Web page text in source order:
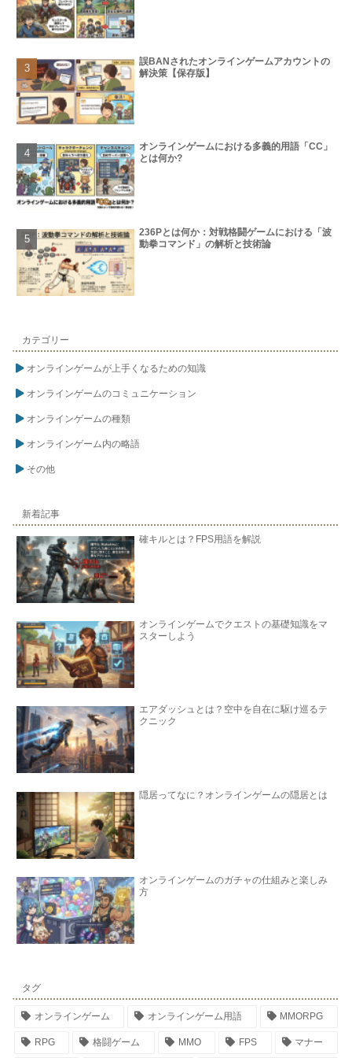
誤BANされたオンラインゲームアカウントの
解決策【保存版】
オンラインゲームにおける多義的用語「CC」
とは何か?
236Pとは何か：対戦格闘ゲームにおける「波
動拳コマンド」の解析と技術論
カテゴリー
オンラインゲームが上手くなるための知識
オンラインゲームのコミュニケーション
オンラインゲームの種類
オンラインゲーム内の略語
その他
新着記事
確キルとは？FPS用語を解説
オンラインゲームでクエストの基礎知識をマ
スターしよう
エアダッシュとは？空中を自在に駆け巡るテ
クニック
隠居ってなに？オンラインゲームの隠居とは
オンラインゲームのガチャの仕組みと楽しみ
方
タグ
オンラインゲーム オンラインゲーム用語 MMORPG
RPG 格闘ゲーム MMO FPS マナー